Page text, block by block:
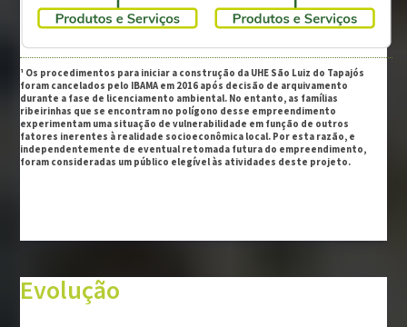
¹ Os procedimentos para iniciar a construção da UHE São Luiz do Tapajós
foram cancelados pelo IBAMA em 2016 após decisão de arquivamento
durante a fase de licenciamento ambiental. No entanto, as famílias
ribeirinhas que se encontram no polígono desse empreendimento
experimentam uma situação de vulnerabilidade em função de outros
fatores inerentes à realidade socioeconômica local. Por esta razão, e
independentemente de eventual retomada futura do empreendimento,
foram consideradas um público elegível às atividades deste projeto.
Evolução